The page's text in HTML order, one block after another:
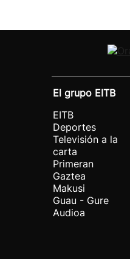
El grupo EITB
EITB
Deportes
Televisión a la
carta
Primeran
Gaztea
Makusi
Guau - Gure
Audioa